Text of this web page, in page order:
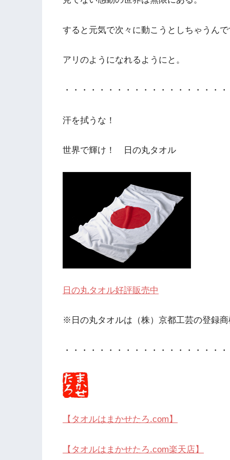
すると元気で次々に動こうとしちゃうんで
アリのようになれるようにと。
・・・・・・・・・・・・・・・・・・
汗を拭うな！
世界で輝け！ 日の丸タオル
日の丸タオル好評販売中
※日の丸タオルは（株）京都工芸の登録商
・・・・・・・・・・・・・・・・・・
【タオルはまかせたろ.com】
【タオルはまかせたろ.com楽天店】